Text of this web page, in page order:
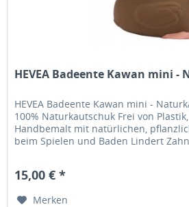
HEVEA Badeente Kawan mini
HEVEA Badeente Kawan mini -
100% Naturkautschuk Frei von Plastik,
Handbemalt mit natürlichen,
beim Spielen und Baden Lindert
15,00 € *
Merken